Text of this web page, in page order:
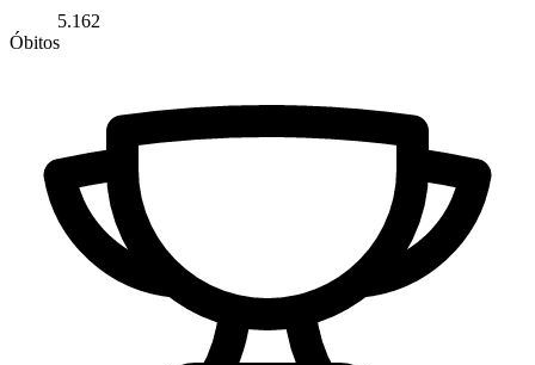
5.162
Óbitos